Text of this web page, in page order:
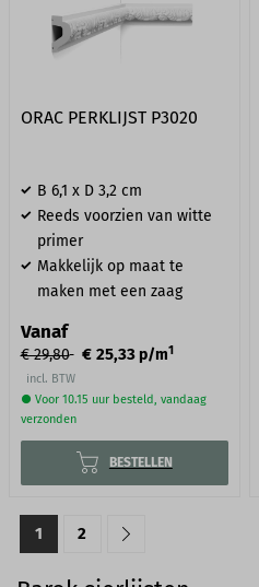
ORAC PERKLIJST P3020
B 6,1 x D 3,2 cm
Reeds voorzien van witte
primer
Makkelijk op maat te
maken met een zaag
Vanaf
€ 29,80 € 25,33p/m1
incl. BTW
● Voor 10.15 uur besteld, vandaag
verzonden
BESTELLEN
1 2